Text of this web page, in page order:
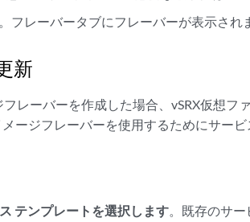
フレーバータブにフレーバーが表示され
新
レーバーを作成した場合、vSRX仮想フ
ージフレーバーを使用するためにサー
テンプレートを選択します。既存のサ